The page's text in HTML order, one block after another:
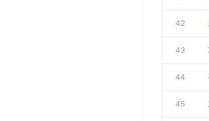
42
43
44
45